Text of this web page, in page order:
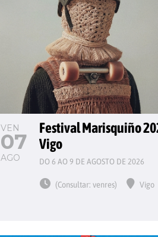
VEN
07
AGO
Festival Marisquiño
Vigo
DO 6 AO 9 DE AGOSTO DE 2026
(Consultar: venres) Vigo